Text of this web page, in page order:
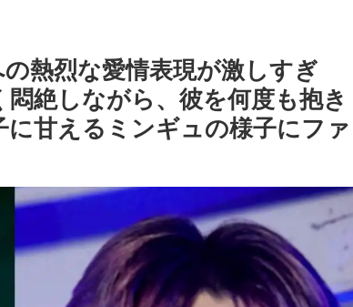
熱烈な愛情表現が激しすぎ
絶しながら、彼を何度も抱き
甘えるミンギュの様子にファ